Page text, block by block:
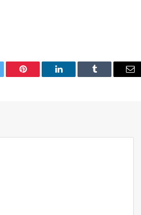
Pinterest LinkedIn Tumblr